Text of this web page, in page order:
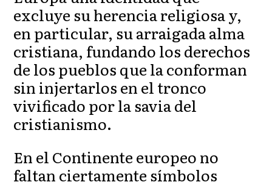
excluye su herencia religiosa y,
en particular, su arraigada alma
cristiana, fundando los derechos
de los pueblos que la conforman
sin injertarlos en el tronco
vivificado por la savia del
cristianismo.
En el Continente europeo no
faltan ciertamente símbolos